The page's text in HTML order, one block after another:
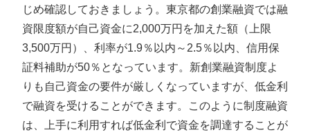
じめ確認しておきましょう。東京都の創業融資では融
資限度額が自己資金に2,000万円を加えた額（上限
3,500万円）、利率が1.9％以内～2.5％以内、信用保
証料補助が50％となっています。新創業融資制度よ
りも自己資金の要件が厳しくなっていますが、低金利
で融資を受けることができます。このように制度融資
は、上手に利用すれば低金利で資金を調達することが